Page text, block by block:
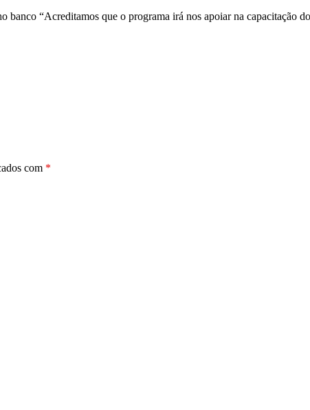
“Acreditamos que o programa irá nos apoiar na capacitação
com *